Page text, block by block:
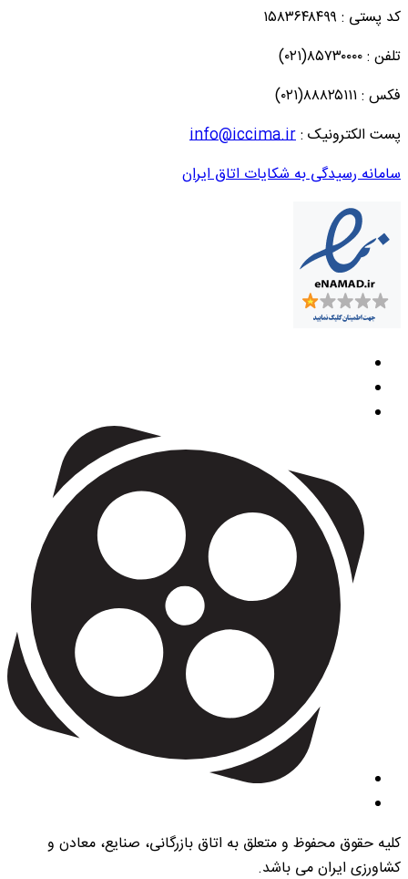
کد پستی : ۱۵۸۳۶۴۸۴۹۹
تلفن : ۸۵۷۳۰۰۰۰(۰۲۱)
فکس : ۸۸۸۲۵۱۱۱(۰۲۱)
پست الکترونیک :info@iccima.ir
سامانه رسیدگی به شکایات اتاق ایران
کلیه حقوق محفوظ و متعلق به اتاق بازرگانی، صنایع، معادن و
کشاورزی ایران می باشد.